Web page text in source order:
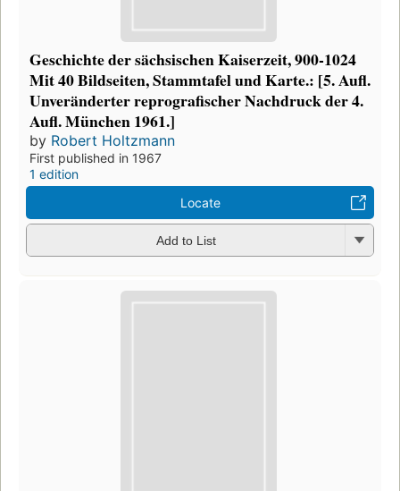
Geschichte der sächsischen Kaiserzeit, 900-1024
Mit 40 Bildseiten, Stammtafel und Karte.: [5. Aufl.
Unveränderter reprografischer Nachdruck der 4.
Aufl. München 1961.]
by Robert Holtzmann
First published in 1967
1 edition
Locate
Add to List